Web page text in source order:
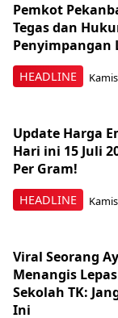
HEADLINE
Pemkot
Tegas dan
Penyimpangan
HEADLINE
Update Harga
Hari ini 15 Juli
Per Gram!
Viral Seorang
Menangis
Sekolah TK:
Ini